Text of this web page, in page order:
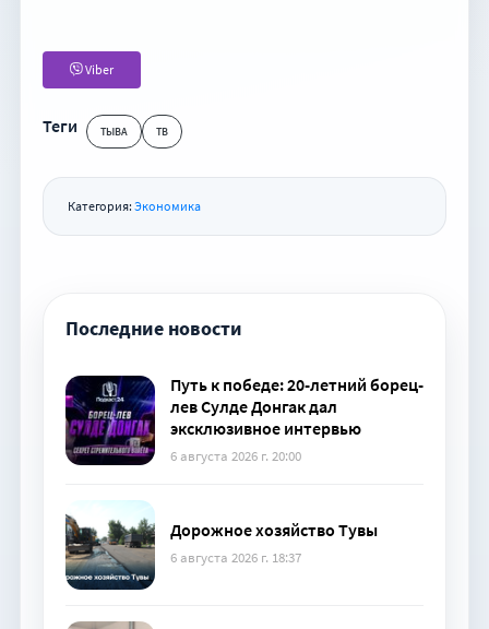
Viber
Теги ТЫВА ТВ
Категория: Экономика
Последние новости
Путь к победе: 20-летний борец-
лев Сулде Донгак дал
эксклюзивное интервью
6 августа 2026 г. 20:00
Дорожное хозяйство Тувы
6 августа 2026 г. 18:37